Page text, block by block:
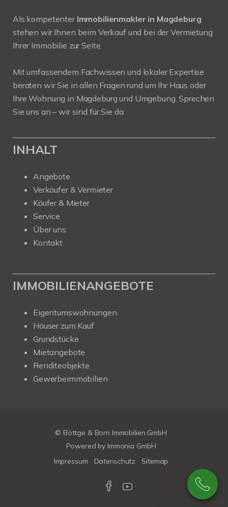
Als kompetenter Immobilienmakler in Magdeburg
stehen wir Ihnen beim Verkauf und bei der Vermietung
Ihrer Immobilie zur Seite.
Mit umfassendem Fachwissen und lokaler Expertise
beraten wir Sie in allen Fragen rund um Ihr Haus oder
Ihre Wohnung in Magdeburg und Umgebung. Sprechen
Sie uns an – wir sind für Sie da.
INHALT
Angebote
Verkäufer & Vermieter
Käufer & Mieter
Service
Über uns
Kontakt
IMMOBILIENANGEBOTE
Eigentumswohnungen
Häuser zum Kauf
Grundstücke
Mietangebote
Renditeobjekte
Gewerbeimmobilien
© Böttge & Born Immobilien GmbH
Powered by Immonia GmbH
Impressum
Datenschutz Sitemap